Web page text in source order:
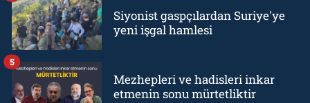
Siyonist gaspçılardan Suriye'ye
yeni işgal hamlesi
Mezhepleri ve hadisleri inkar
etmenin sonu mürtetliktir
5